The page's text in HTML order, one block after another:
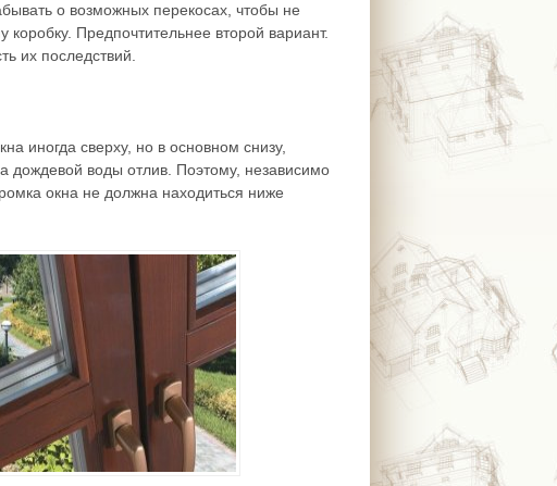
о возможных перекосах, чтобы не
коробку. Предпочтительнее второй вариант.
их последствий.
иногда сверху, но в основном снизу,
дождевой воды отлив. Поэтому, независимо
окна не должна находиться ниже